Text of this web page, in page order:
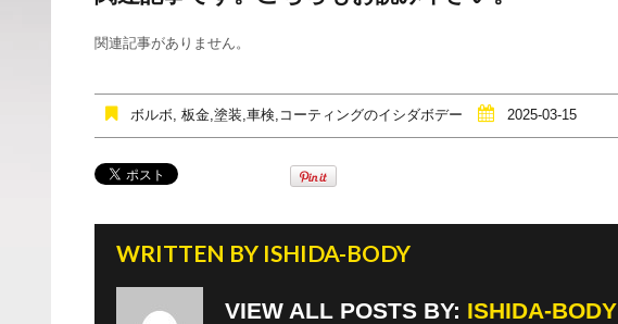
e
o
o
k
er
関連記事がありません。
ボルボ 板金,塗装,車検,コーティングのイシダボデー 2025-03-15
WRITTEN BY ISHIDA-BODY
VIEW ALL POSTS BY: ISHIDA-BODY